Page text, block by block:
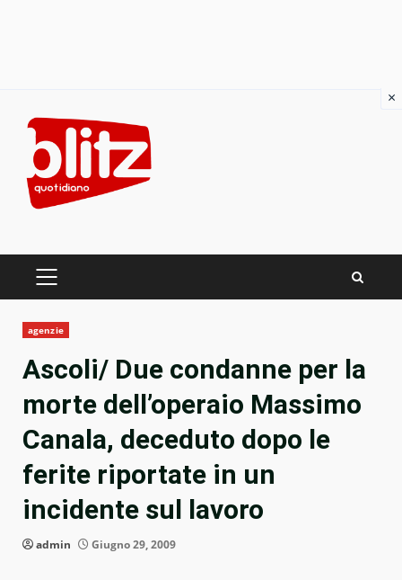
content
PRIMARY
agenzie
Ascoli/ Due condanne per la
morte dell’operaio Massimo
Canala, deceduto dopo le
ferite riportate in un
incidente sul lavoro
admin Giugno 29, 2009
×